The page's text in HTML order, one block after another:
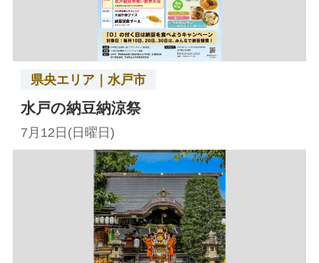
県央エリア｜水戸市
水戸の納豆納涼祭
7月12日(日曜日)